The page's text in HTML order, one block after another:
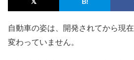
自動車の姿は、開発されてから現
変わっていません。